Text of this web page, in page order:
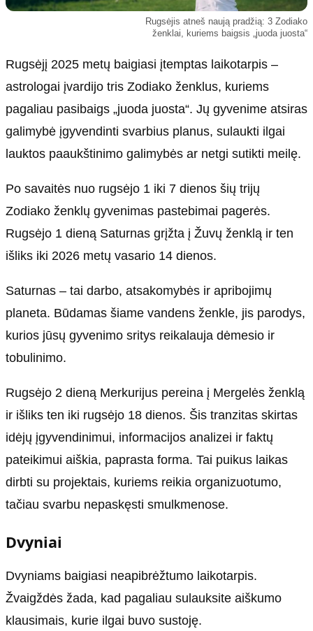
Autoriai
Dirbtinis intelektas
Rugsėjis atneš naują pradžią: 3 Zodiako
ženklai, kuriems baigsis „juoda juosta“
Rugsėjį 2025 metų baigiasi įtemptas laikotarpis –
astrologai įvardijo tris Zodiako ženklus, kuriems
pagaliau pasibaigs „juoda juosta“. Jų gyvenime atsiras
galimybė įgyvendinti svarbius planus, sulaukti ilgai
lauktos paaukštinimo galimybės ar netgi sutikti meilę.
Po savaitės nuo rugsėjo 1 iki 7 dienos šių trijų
Zodiako ženklų gyvenimas pastebimai pagerės.
Rugsėjo 1 dieną Saturnas grįžta į Žuvų ženklą ir ten
išliks iki 2026 metų vasario 14 dienos.
Saturnas – tai darbo, atsakomybės ir apribojimų
planeta. Būdamas šiame vandens ženkle, jis parodys,
kurios jūsų gyvenimo sritys reikalauja dėmesio ir
tobulinimo.
Rugsėjo 2 dieną Merkurijus pereina į Mergelės ženklą
ir išliks ten iki rugsėjo 18 dienos. Šis tranzitas skirtas
idėjų įgyvendinimui, informacijos analizei ir faktų
pateikimui aiškia, paprasta forma. Tai puikus laikas
dirbti su projektais, kuriems reikia organizuotumo,
tačiau svarbu nepaskęsti smulkmenose.
Dvyniai
Dvyniams baigiasi neapibrėžtumo laikotarpis.
Žvaigždės žada, kad pagaliau sulauksite aiškumo
klausimais, kurie ilgai buvo sustoję.